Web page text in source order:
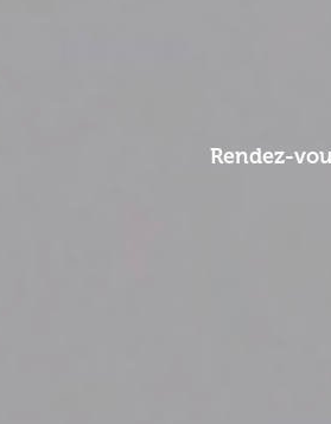
Rendez-